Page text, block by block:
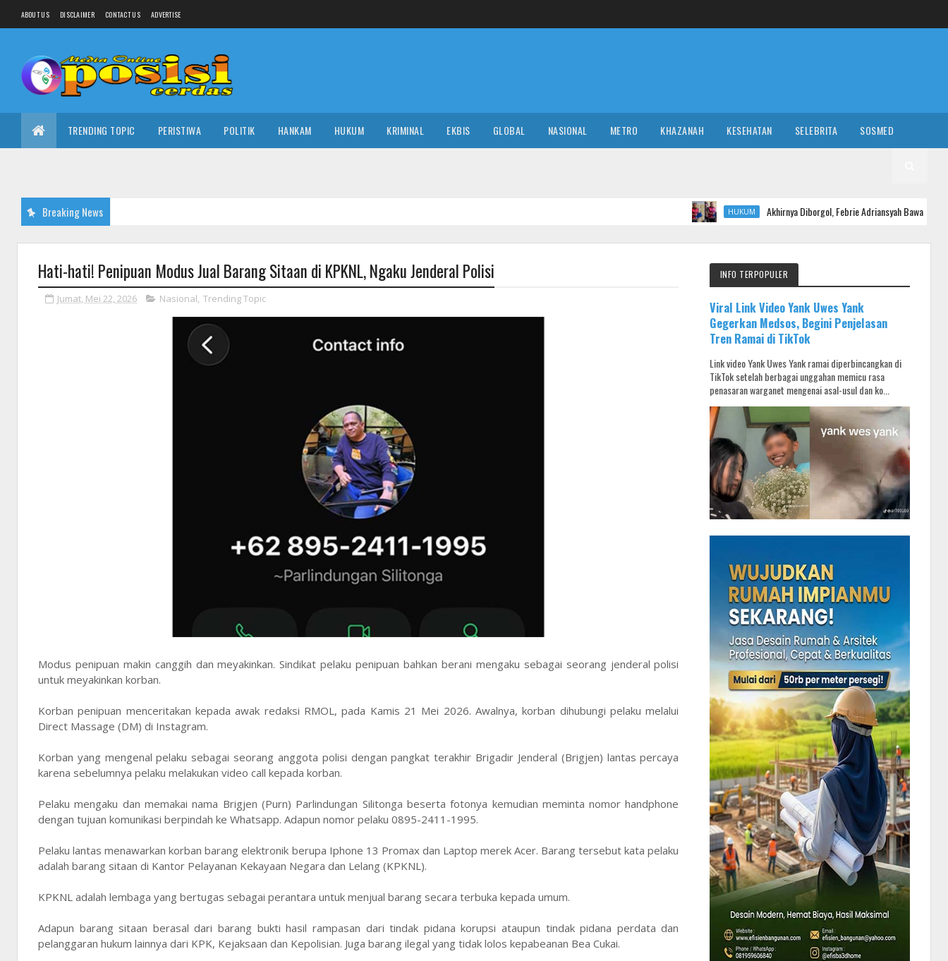
ABOUT US DISCLAIMER CONTACT US ADVERTISE
TRENDING TOPIC PERISTIWA POLITIK HANKAM HUKUM KRIMINAL EKBIS GLOBAL NASIONAL METRO KHAZANAH KESEHATAN SELEBRITA SOSMED
Breaking News HUKUM Akhirnya Diborgol, Febrie Adriansyah Bawa Map Biru Hadapi
Hati-hati! Penipuan Modus Jual Barang Sitaan di KPKNL, Ngaku Jenderal Polisi
Jumat, Mei 22, 2026 Nasional, Trending Topic
Modus penipuan makin canggih dan meyakinkan. Sindikat pelaku penipuan bahkan berani mengaku sebagai seorang jenderal polisi
untuk meyakinkan korban.
Korban penipuan menceritakan kepada awak redaksi RMOL, pada Kamis 21 Mei 2026. Awalnya, korban dihubungi pelaku melalui
Direct Massage (DM) di Instagram.
Korban yang mengenal pelaku sebagai seorang anggota polisi dengan pangkat terakhir Brigadir Jenderal (Brigjen) lantas percaya
karena sebelumnya pelaku melakukan video call kepada korban.
Pelaku mengaku dan memakai nama Brigjen (Purn) Parlindungan Silitonga beserta fotonya kemudian meminta nomor handphone
dengan tujuan komunikasi berpindah ke Whatsapp. Adapun nomor pelaku 0895-2411-1995.
Pelaku lantas menawarkan korban barang elektronik berupa Iphone 13 Promax dan Laptop merek Acer. Barang tersebut kata pelaku
adalah barang sitaan di Kantor Pelayanan Kekayaan Negara dan Lelang (KPKNL).
KPKNL adalah lembaga yang bertugas sebagai perantara untuk menjual barang secara terbuka kepada umum.
Adapun barang sitaan berasal dari barang bukti hasil rampasan dari tindak pidana korupsi ataupun tindak pidana perdata dan
pelanggaran hukum lainnya dari KPK, Kejaksaan dan Kepolisian. Juga barang ilegal yang tidak lolos kepabeanan Bea Cukai.
INFO TERPOPULER
Viral Link Video Yank Uwes Yank
Gegerkan Medsos, Begini Penjelasan
Tren Ramai di TikTok
Link video Yank Uwes Yank ramai diperbincangkan di
TikTok setelah berbagai unggahan memicu rasa
penasaran warganet mengenai asal-usul dan ko...